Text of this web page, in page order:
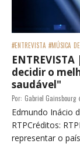
#ENTREVISTA #MÚSICA
decidir o
saudável"
Por: Gabriel Gainsbourg
Edmundo Inácio
RTPCréditos:
representar o